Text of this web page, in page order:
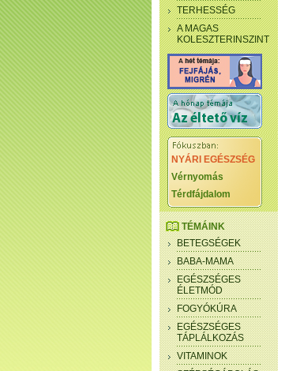
TERHESSÉG
A MAGAS
KOLESZTERINSZINT
NYÁRI EGÉSZSÉG
Vérnyomás
Térdfájdalom
TÉMÁINK
BETEGSÉGEK
BABA-MAMA
EGÉSZSÉGES
ÉLETMÓD
FOGYÓKÚRA
EGÉSZSÉGES
TÁPLÁLKOZÁS
VITAMINOK